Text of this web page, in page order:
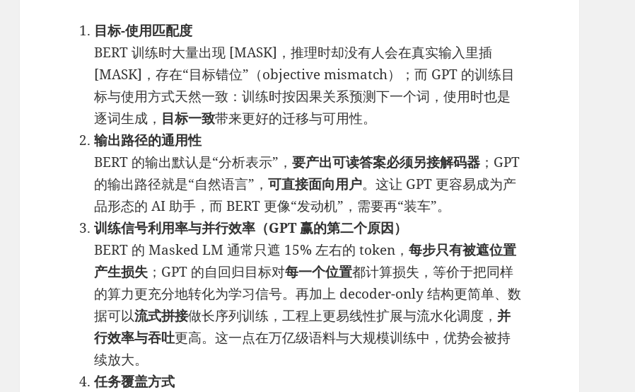
目标-使用匹配度
BERT 训练时大量出现 [MASK]，推理时却没有人会在真实输入里插
[MASK]，存在“目标错位”（objective mismatch）；而 GPT 的训练目
标与使用方式天然一致：训练时按因果关系预测下一个词，使用时也是
逐词生成， 目标一致带来更好的迁移与可用性。
输出路径的通用性
BERT 的输出默认是“分析表示”， 要产出可读答案必须另接解码器；GPT
的输出路径就是“自然语言”， 可直接面向用户。这让 GPT 更容易成为产
品形态的 AI 助手，而 BERT 更像“发动机”，需要再“装车”。
训练信号利用率与并行效率（GPT 赢的第二个原因）
BERT 的 Masked LM 通常只遮 15% 左右的 token， 每步只有被遮位置
产生损失；GPT 的自回归目标对每一个位置都计算损失，等价于把同样
的算力更充分地转化为学习信号。再加上 decoder-only 结构更简单、数
据可以流式拼接做长序列训练，工程上更易线性扩展与流水化调度， 并
行效率与吞吐更高。这一点在万亿级语料与大规模训练中，优势会被持
续放大。
任务覆盖方式